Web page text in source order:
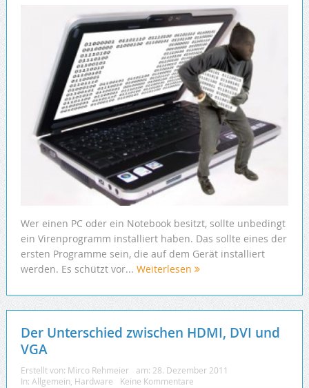
Wer einen PC oder ein Notebook besitzt, sollte unbedingt
ein Virenprogramm installiert haben. Das sollte eines der
ersten Programme sein, die auf dem Gerät installiert
werden. Es schützt vor... Weiterlesen
Der Unterschied zwischen HDMI, DVI und
VGA
Erstellt von: Mirco Rehmeier am: 28. Dezember 2011
In: Allgemein Hardware Keine Kommentare